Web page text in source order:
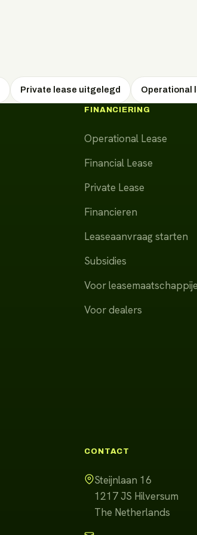
Private lease uitgelegd Operational
FINANCIERING
Operational Lease
Financial Lease
Private Lease
Financieren
Leaseaanvraag starten
Subsidies
Voor
Voor dealers
CONTACT
Steijnlaan 16
1217 JS Hilversum
The Netherlands